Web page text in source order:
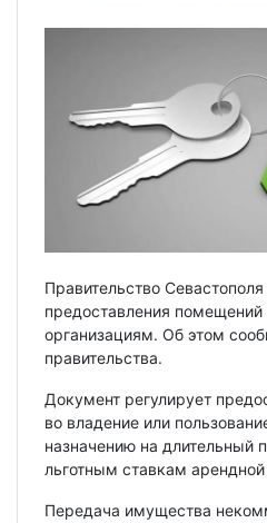
Правительство
предоставления
организациям. Об этом
правительства.
Документ регулирует
во владение или
назначению на длительный
льготным ставкам
Передача имущества